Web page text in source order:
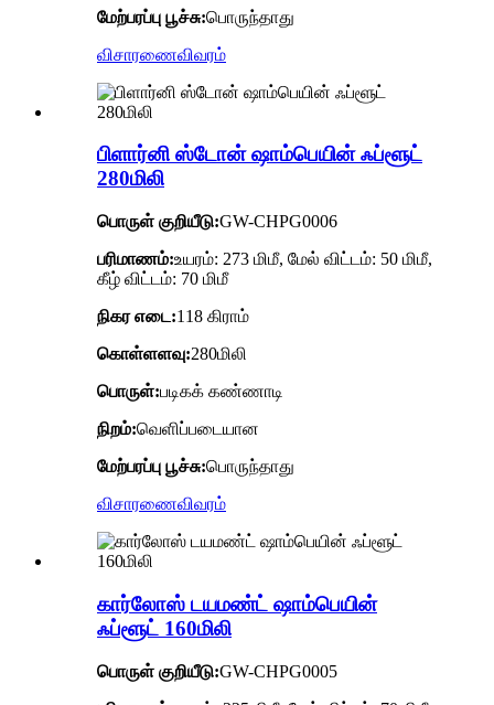
மேற்பரப்பு பூச்சு:பொருந்தாது
விசாரணைவிவரம்
பிளார்னி ஸ்டோன் ஷாம்பெயின் ஃப்ளூட்
280மிலி
பொருள் குறியீடு:GW-CHPG0006
பரிமாணம்:உயரம்: 273 மிமீ, மேல் விட்டம்: 50 மிமீ,
கீழ் விட்டம்: 70 மிமீ
நிகர எடை:118 கிராம்
கொள்ளளவு:280மிலி
பொருள்:படிகக் கண்ணாடி
நிறம்:வெளிப்படையான
மேற்பரப்பு பூச்சு:பொருந்தாது
விசாரணைவிவரம்
கார்லோஸ் டயமண்ட் ஷாம்பெயின்
ஃப்ளூட் 160மிலி
பொருள் குறியீடு:GW-CHPG0005